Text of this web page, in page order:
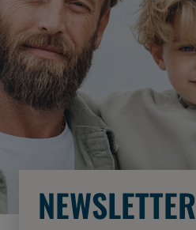
NEWSLETTER